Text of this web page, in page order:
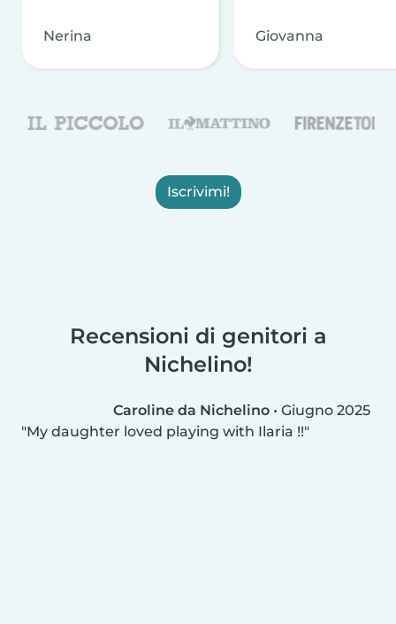
Nerina Giovanna
Iscrivimi!
Recensioni di genitori a
Nichelino!
Caroline da Nichelino • Giugno 2025
My daughter loved playing with Ilaria !!